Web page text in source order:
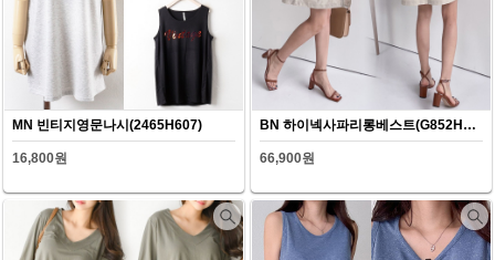
MN 빈티지영문나시(2465H607)
16,800원
BN 하이넥사파리롱베스트(G852H607)
66,900원